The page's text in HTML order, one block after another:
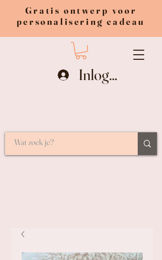
Gratis ontwerp voor
personalisering cadeau
Inloggen